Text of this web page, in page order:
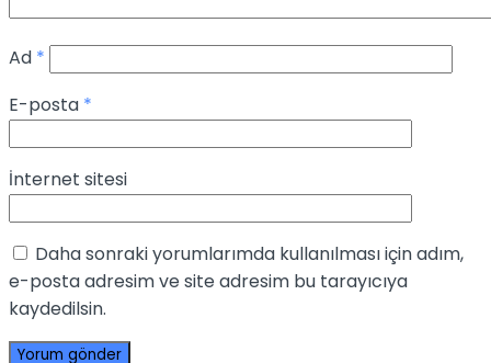
Ad *
E-posta *
İnternet sitesi
Daha sonraki yorumlarımda kullanılması için adım,
e-posta adresim ve site adresim bu tarayıcıya
kaydedilsin.